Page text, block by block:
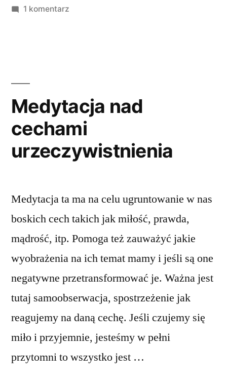
1 komentarzdo
Medytacja nad
cechami
urzeczywistnienia
Medytacja ta ma na celu ugruntowanie w nas
boskich cech takich jak miłość, prawda,
mądrość, itp. Pomoga też zauważyć jakie
wyobrażenia na ich temat mamy i jeśli są one
negatywne przetransformować je. Ważna jest
tutaj samoobserwacja, spostrzeżenie jak
reagujemy na daną cechę. Jeśli czujemy się
miło i przyjemnie, jesteśmy w pełni
przytomni to wszystko jest …